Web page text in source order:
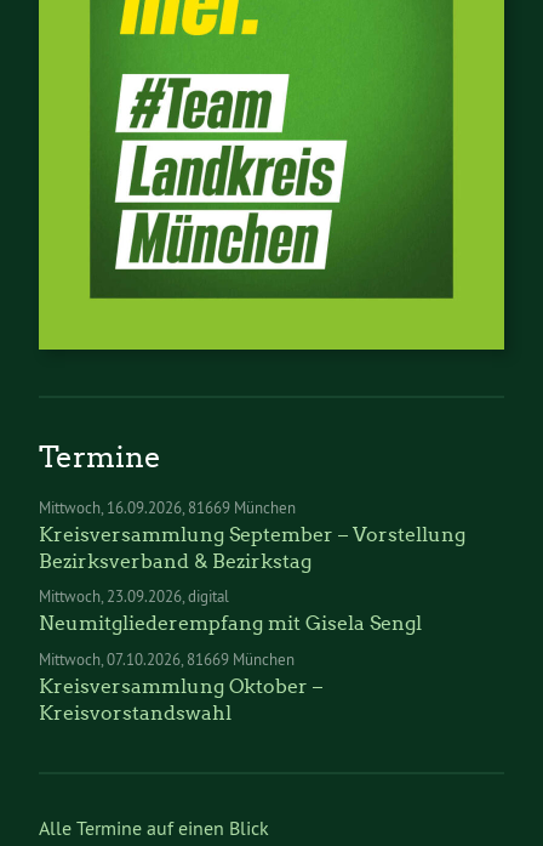
Termine
Mittwoch 16.09.2026 81669 München
Kreisversammlung September – Vorstellung
Bezirksverband & Bezirkstag
Mittwoch 23.09.2026 digital
Neumitgliederempfang mit Gisela Sengl
Mittwoch 07.10.2026 81669 München
Kreisversammlung Oktober –
Kreisvorstandswahl
Alle Termine auf einen Blick